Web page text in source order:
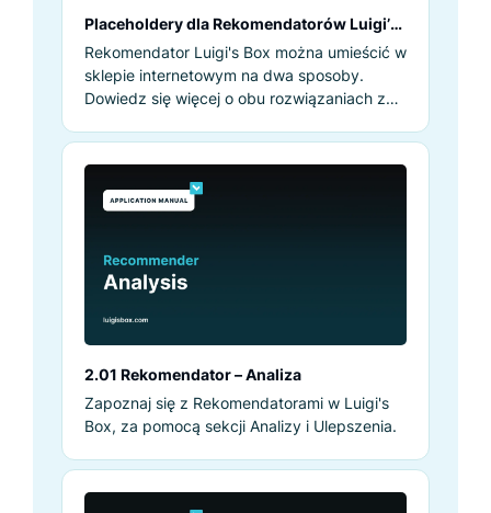
Placeholdery dla Rekomendatorów Luigi’s
Box
Rekomendator Luigi's Box można umieścić w
sklepie internetowym na dwa sposoby.
Dowiedz się więcej o obu rozwiązaniach z
2.01 Rekomendator – Analiza
Zapoznaj się z Rekomendatorami w Luigi's
Box, za pomocą sekcji Analizy i Ulepszenia.